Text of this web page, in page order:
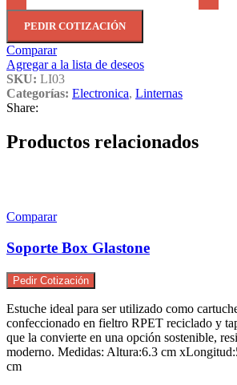
PEDIR COTIZACIÓN
Comparar
Agregar a la lista de deseos
SKU: LI03
Categorías: Electronica, Linternas
Share:
Productos relacionados
Comparar
Soporte Box Glastone
Pedir Cotización
Estuche ideal para ser utilizado como
confeccionado en fieltro RPET reciclado y
que la convierte en una opción sostenible,
moderno. Medidas: Altura:6.3 cm
cm